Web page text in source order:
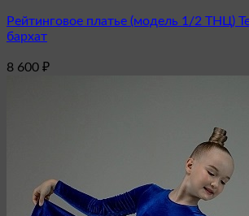
имеет
несколько
Опции
Рейтинговое платье (модель 1/2 ТНЦ)
бархат
8 600 ₽